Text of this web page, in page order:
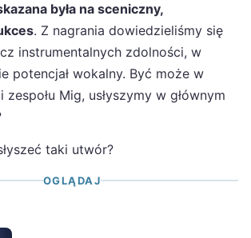
była na sceniczny,
. Z nagrania dowiedzieliśmy się
instrumentalnych zdolności, w
potencjał wokalny. Być może w
Mig, usłyszymy w głównym
taki utwór?
OGLĄDAJ